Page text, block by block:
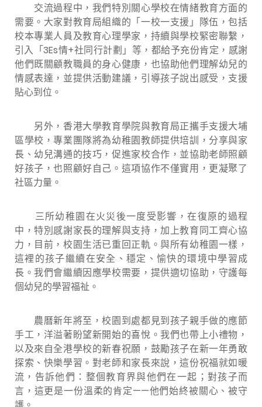
交流過程中，我們特別關心學校在情緒教育方面的
需要。大家對教育局組織的「一校一支援」隊伍，包括
校本專業人員及教育心理學家，持續與學校緊密聯繫，
引入「3Es情+社同行計劃」等，都給予充份肯定，感謝
他們既關顧教職員的身心健康，也協助他們理解幼兒的
情感表達，並提供活動建議，引導孩子說出感受，支援
貼心到位。
另外，香港大學教育學院與教育局正攜手支援大埔
區學校，專業團隊將為幼稚園教師提供培訓，分享與家
長、幼兒溝通的技巧，促進家校合作，並協助老師照顧
好孩子，也照顧好自己。這項協作不僅實用，更凝聚了
社區力量。
三所幼稚園在火災後一度受影響，在復原的過程
中，特別感謝家長的理解與支持，加上教育同工齊心協
力，目前，校園生活已重回正軌。與所有幼稚園一樣，
這裡的孩子繼續在安全、穩定、愉快的環境中學習成
長。我們會繼續因應學校需要，提供適切協助，守護每
個幼兒的學習福祉。
農曆新年將至，校園到處都見到孩子親手做的應節
手工，洋溢著盼望新開始的喜悅。我們也帶上小禮物，
以及來自全港學校的新春祝願，鼓勵孩子在新一年勇敢
探索、快樂學習。對老師和家長來說，這份祝福就如暖
流，告訴他們：整個教育界與他們在一起；對孩子而
言，這更是一份溫柔的肯定——他們始終被關心、被守